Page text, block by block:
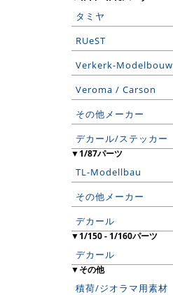
タミヤ
RUeST
Verkerk-Modelbouw
Veroma / Carson
その他メーカー
デカール/ステッカー
▼1/87パーツ
TL-Modellbau
その他メーカー
デカール
▼1/150 - 1/160パーツ
デカール
▼その他
積荷/ジオラマ用素材